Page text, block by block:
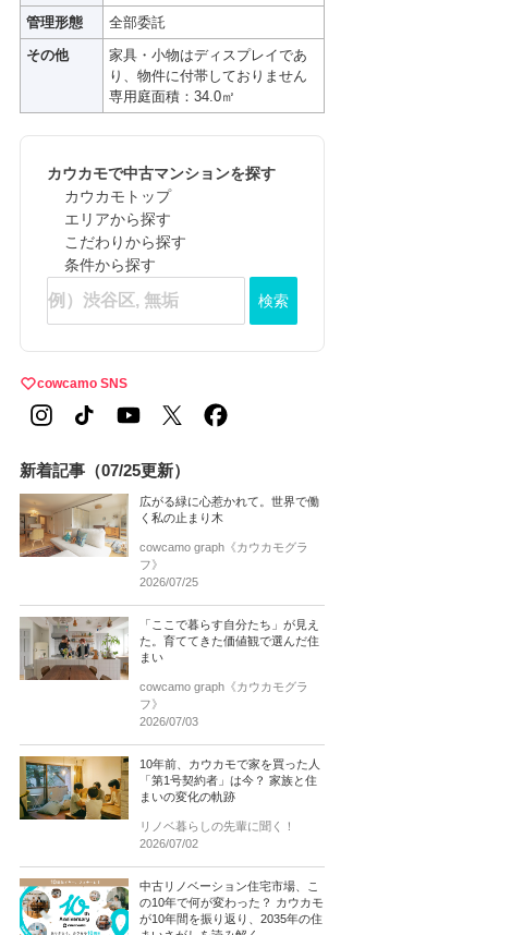
管理形態
全部委託
その他
家具・小物はディスプレイであ
り、物件に付帯しておりません
専用庭面積：34.0㎡
カウカモで中古マンションを探す
カウカモトップ
エリアから探す
こだわりから探す
条件から探す
検索
cowcamo SNS
新着記事（07/25更新）
広がる緑に心惹かれて。世界で働
く私の止まり木
cowcamo graph《カウカモグラ
フ》
2026/07/25
「ここで暮らす自分たち」が見え
た。育ててきた価値観で選んだ住
まい
cowcamo graph《カウカモグラ
フ》
2026/07/03
10年前、カウカモで家を買った人
「第1号契約者」は今？ 家族と住
まいの変化の軌跡
リノベ暮らしの先輩に聞く！
2026/07/02
中古リノベーション住宅市場、こ
の10年で何が変わった？ カウカモ
が10年間を振り返り、2035年の住